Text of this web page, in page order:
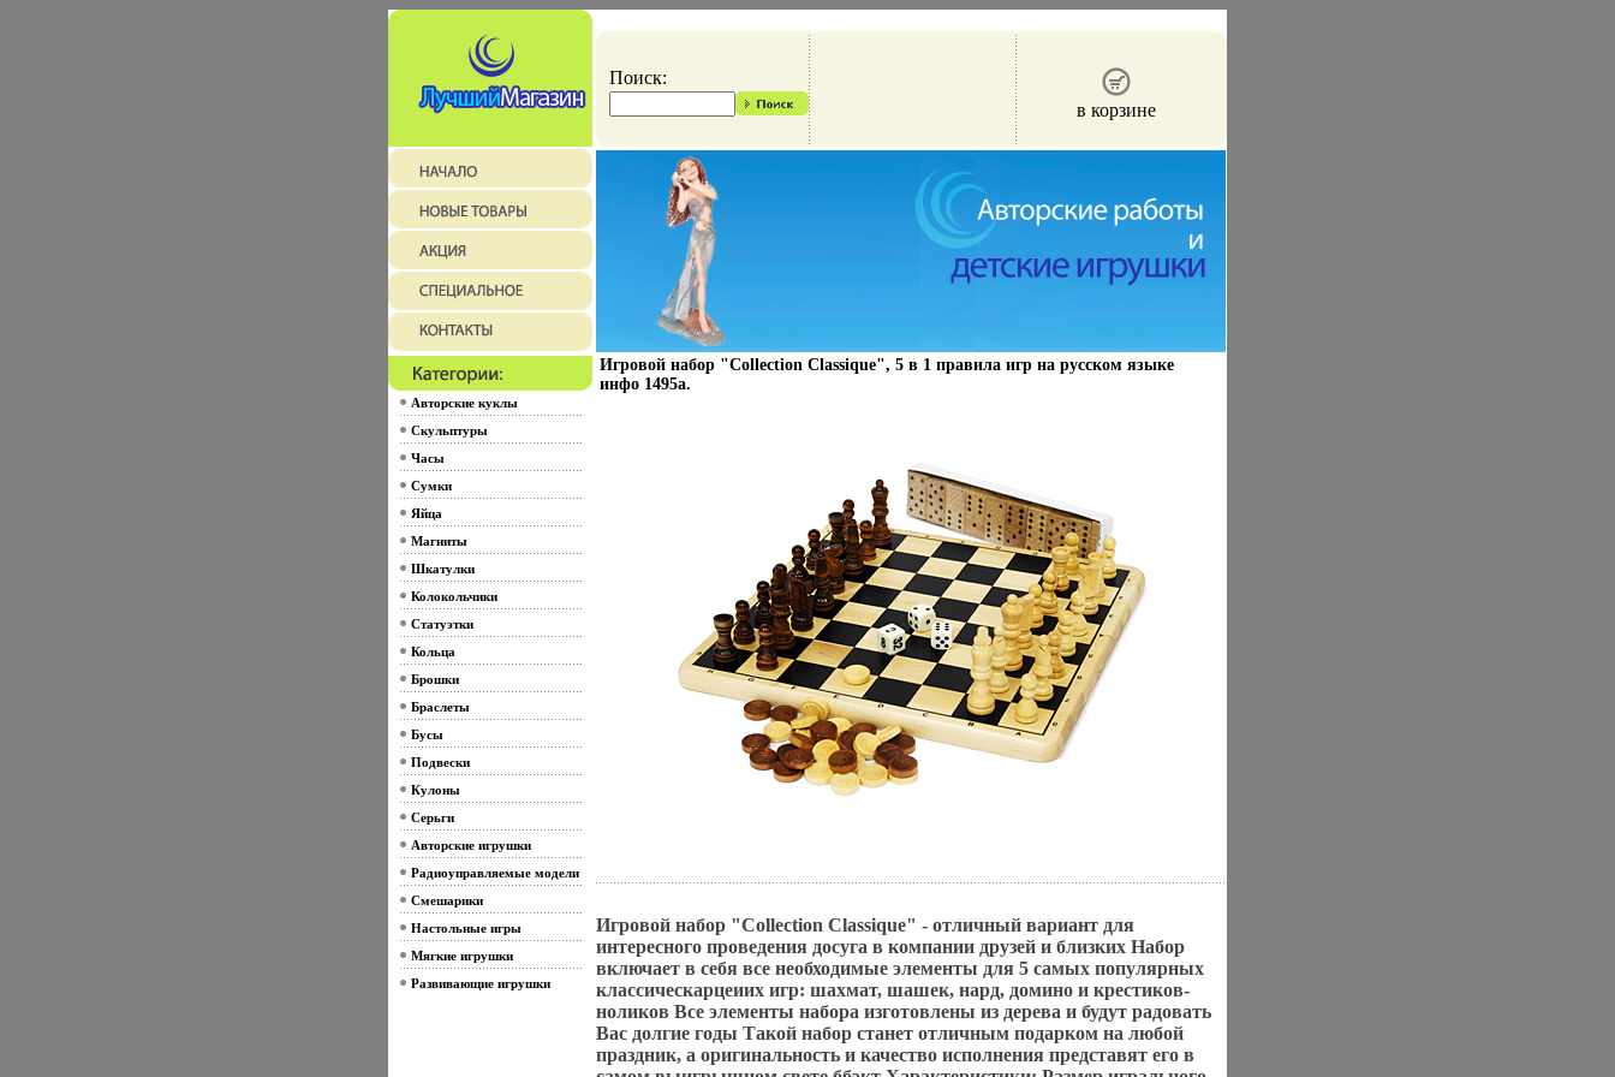
Поиск:
в корзине
Авторские куклы
Скульптуры
Часы
Сумки
Яйца
Магниты
Шкатулки
Колокольчики
Статуэтки
Кольца
Брошки
Браслеты
Бусы
Подвески
Кулоны
Серьги
Авторские игрушки
Радиоуправляемые модели
Смешарики
Настольные игры
Мягкие игрушки
Развивающие игрушки
Игровой набор "Collection Classique", 5 в 1 правила игр на русском языке
инфо 1495a.
Игровой набор "Collection Classique" - отличный вариант для
интересного проведения досуга в компании друзей и близких Набор
включает в себя все необходимые элементы для 5 самых популярных
классическарцеиих игр: шахмат, шашек, нард, домино и крестиков-
ноликов Все элементы набора изготовлены из дерева и будут радовать
Вас долгие годы Такой набор станет отличным подарком на любой
праздник, а оригинальность и качество исполнения представят его в